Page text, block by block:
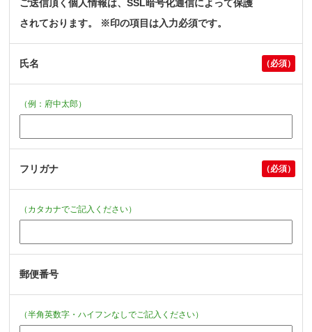
ご送信頂く個人情報は、SSL暗号化通信によって保護
されております。 ※印の項目は入力必須です。
氏名
（例：府中太郎）
フリガナ
（カタカナでご記入ください）
郵便番号
（半角英数字・ハイフンなしでご記入ください）